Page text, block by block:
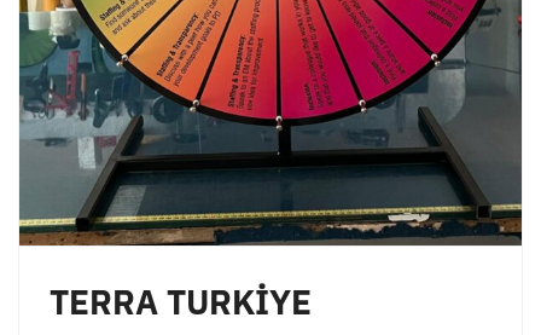
TERRA TURKİYE